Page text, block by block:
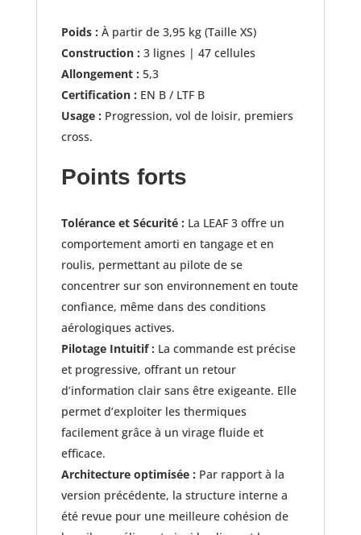
Poids : À partir de 3,95 kg (Taille XS)
Construction : 3 lignes | 47 cellules
Allongement : 5,3
Certification : EN B / LTF B
Usage : Progression, vol de loisir, premiers
cross.
Points forts
Tolérance et Sécurité : La LEAF 3 offre un
comportement amorti en tangage et en
roulis, permettant au pilote de se
concentrer sur son environnement en toute
confiance, même dans des conditions
aérologiques actives.
Pilotage Intuitif : La commande est précise
et progressive, offrant un retour
d’information clair sans être exigeante. Elle
permet d’exploiter les thermiques
facilement grâce à un virage fluide et
efficace.
Architecture optimisée : Par rapport à la
version précédente, la structure interne a
été revue pour une meilleure cohésion de